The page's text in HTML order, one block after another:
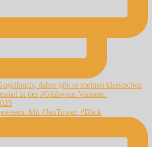
Mit #JenTower, #Blick